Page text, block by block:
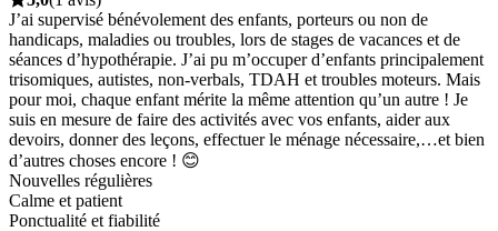
J’ai supervisé bénévolement des enfants, porteurs ou non de
handicaps, maladies ou troubles, lors de stages de vacances et de
séances d’hypothérapie. J’ai pu m’occuper d’enfants principalement
trisomiques, autistes, non-verbals, TDAH et troubles moteurs. Mais
pour moi, chaque enfant mérite la même attention qu’un autre ! Je
suis en mesure de faire des activités avec vos enfants, aider aux
devoirs, donner des leçons, effectuer le ménage nécessaire,…et bien
d’autres choses encore ! 😊
Nouvelles régulières
Calme et patient
Ponctualité et fiabilité